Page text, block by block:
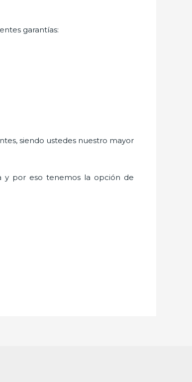
garantías:
siendo ustedes nuestro mayor
y por eso tenemos la opción de